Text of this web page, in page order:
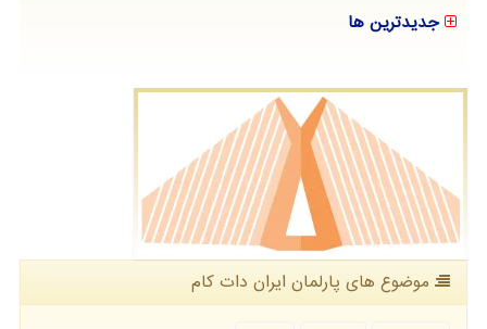
جدیدترین ها
موضوع های پارلمان ایران دات كام